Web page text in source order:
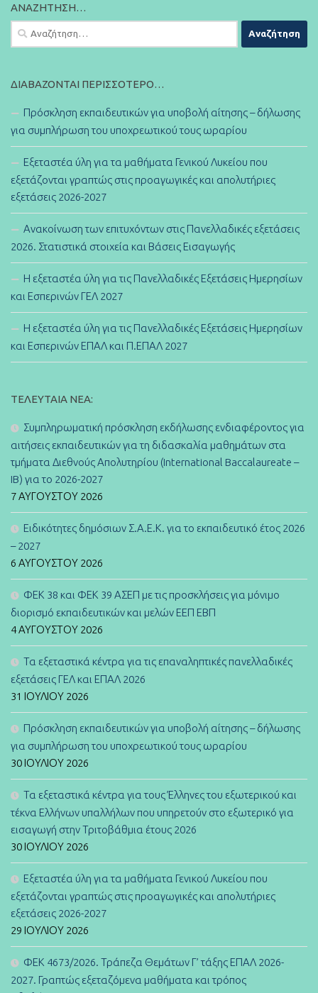
ΑΝΑΖΉΤΗΣΗ…
Αναζήτηση
για:
ΔΙΑΒΆΖΟΝΤΑΙ ΠΕΡΙΣΣΌΤΕΡΟ…
Πρόσκληση εκπαιδευτικών για υποβολή αίτησης – δήλωσης
για συμπλήρωση του υποχρεωτικού τους ωραρίου
Εξεταστέα ύλη για τα μαθήματα Γενικού Λυκείου που
εξετάζονται γραπτώς στις προαγωγικές και απολυτήριες
εξετάσεις 2026-2027
Ανακοίνωση των επιτυχόντων στις Πανελλαδικές εξετάσεις
2026. Στατιστικά στοιχεία και Βάσεις Εισαγωγής
Η εξεταστέα ύλη για τις Πανελλαδικές Εξετάσεις Ημερησίων
και Εσπερινών ΓΕΛ 2027
Η εξεταστέα ύλη για τις Πανελλαδικές Εξετάσεις Ημερησίων
και Εσπερινών ΕΠΑΛ και Π.ΕΠΑΛ 2027
ΤΕΛΕΥΤΑΊΑ ΝΈΑ:
Συμπληρωματική πρόσκληση εκδήλωσης ενδιαφέροντος για
αιτήσεις εκπαιδευτικών για τη διδασκαλία μαθημάτων στα
τμήματα Διεθνούς Απολυτηρίου (International Baccalaureate –
IB) για το 2026-2027
7 ΑΥΓΟΎΣΤΟΥ 2026
Ειδικότητες δημόσιων Σ.Α.Ε.Κ. για το εκπαιδευτικό έτος 2026
– 2027
6 ΑΥΓΟΎΣΤΟΥ 2026
ΦΕΚ 38 και ΦΕΚ 39 ΑΣΕΠ με τις προσκλήσεις για μόνιμο
διορισμό εκπαιδευτικών και μελών ΕΕΠ ΕΒΠ
4 ΑΥΓΟΎΣΤΟΥ 2026
Τα εξεταστικά κέντρα για τις επαναληπτικές πανελλαδικές
εξετάσεις ΓΕΛ και ΕΠΑΛ 2026
31 ΙΟΥΛΊΟΥ 2026
Πρόσκληση εκπαιδευτικών για υποβολή αίτησης – δήλωσης
για συμπλήρωση του υποχρεωτικού τους ωραρίου
30 ΙΟΥΛΊΟΥ 2026
Τα εξεταστικά κέντρα για τους Έλληνες του εξωτερικού και
τέκνα Ελλήνων υπαλλήλων που υπηρετούν στο εξωτερικό για
εισαγωγή στην Τριτοβάθμια έτους 2026
30 ΙΟΥΛΊΟΥ 2026
Εξεταστέα ύλη για τα μαθήματα Γενικού Λυκείου που
εξετάζονται γραπτώς στις προαγωγικές και απολυτήριες
εξετάσεις 2026-2027
29 ΙΟΥΛΊΟΥ 2026
ΦΕΚ 4673/2026. Τράπεζα Θεμάτων Γ’ τάξης ΕΠΑΛ 2026-
2027. Γραπτώς εξεταζόμενα μαθήματα και τρόπος